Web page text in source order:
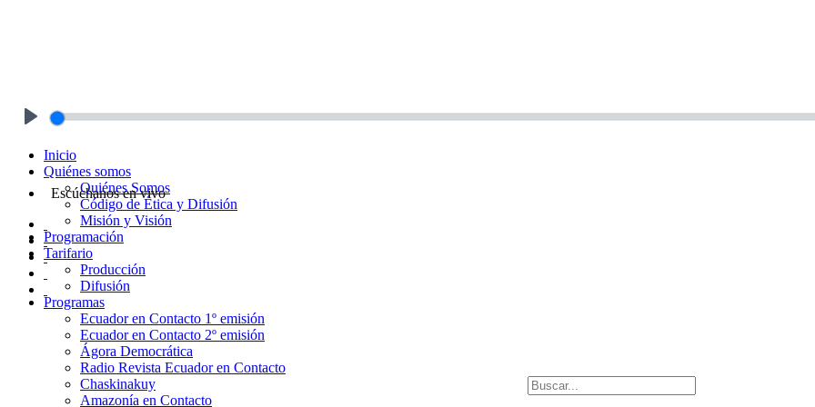
Escúchanos en vivo
Inicio
Quiénes somos
Quiénes Somos
Código de Ética y Difusión
Misión y Visión
Programación
Tarifario
Producción
Difusión
Programas
Ecuador en Contacto 1º emisión
Ecuador en Contacto 2º emisión
Ágora Democrática
Radio Revista Ecuador en Contacto
Chaskinakuy
Amazonía en Contacto